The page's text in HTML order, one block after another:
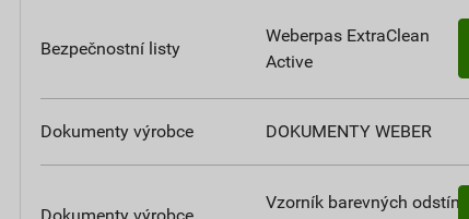
Bezpečnostní listy
Weberpas ExtraClean
Active
Dokumenty výrobce DOKUMENTY WEBER
Vzorník barevných odstínů